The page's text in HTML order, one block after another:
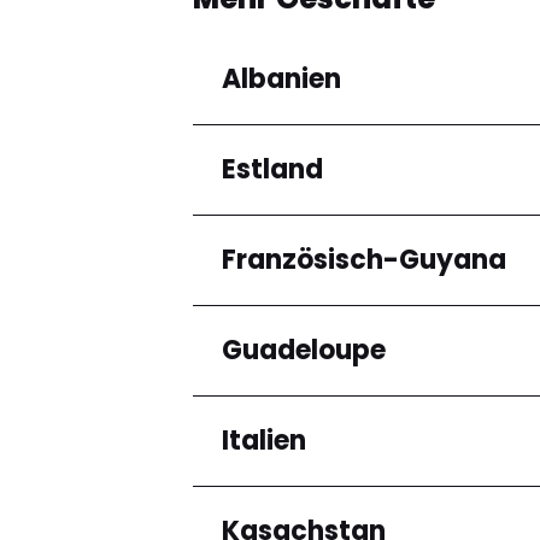
Albanien
Regionen
Qarku i Tiranës
Estland
Regionen
Harju maakond
Französisch-Guyana
Regionen
Arrondissement de
Guadeloupe
Regionen
Grande-Terre
Italien
Regionen
Kasachstan